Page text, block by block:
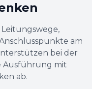
Leitungswege,
am
bei der
Ausführung mit
ab.